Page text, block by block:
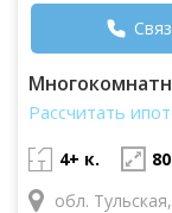
Рассчитать
4+ к.
обл.